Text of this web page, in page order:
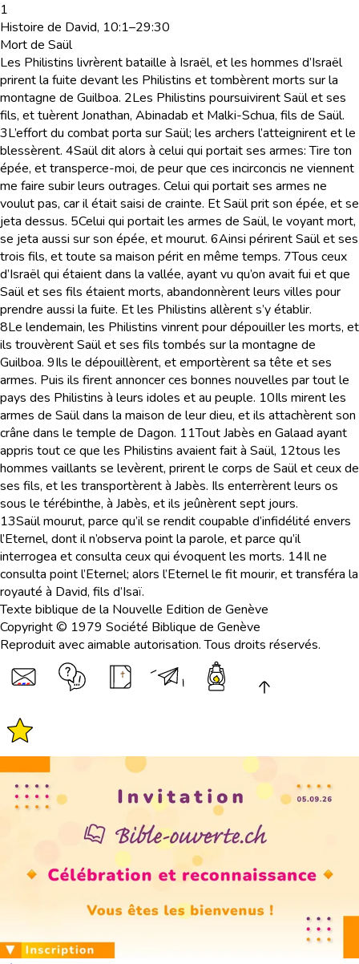
1
Histoire de David, 10:1–29:30
Mort de Saül
Les Philistins livrèrent bataille à Israël, et les hommes d’Israël
prirent la fuite devant les Philistins et tombèrent morts sur la
montagne de Guilboa. 2Les Philistins poursuivirent Saül et ses
fils, et tuèrent Jonathan, Abinadab et Malki-Schua, fils de Saül.
3L’effort du combat porta sur Saül; les archers l’atteignirent et le
blessèrent. 4Saül dit alors à celui qui portait ses armes: Tire ton
épée, et transperce-moi, de peur que ces incirconcis ne viennent
me faire subir leurs outrages. Celui qui portait ses armes ne
voulut pas, car il était saisi de crainte. Et Saül prit son épée, et se
jeta dessus. 5Celui qui portait les armes de Saül, le voyant mort,
se jeta aussi sur son épée, et mourut. 6Ainsi périrent Saül et ses
trois fils, et toute sa maison périt en même temps. 7Tous ceux
d’Israël qui étaient dans la vallée, ayant vu qu’on avait fui et que
Saül et ses fils étaient morts, abandonnèrent leurs villes pour
prendre aussi la fuite. Et les Philistins allèrent s’y établir.
8Le lendemain, les Philistins vinrent pour dépouiller les morts, et
ils trouvèrent Saül et ses fils tombés sur la montagne de
Guilboa. 9Ils le dépouillèrent, et emportèrent sa tête et ses
armes. Puis ils firent annoncer ces bonnes nouvelles par tout le
pays des Philistins à leurs idoles et au peuple. 10Ils mirent les
armes de Saül dans la maison de leur dieu, et ils attachèrent son
crâne dans le temple de Dagon. 11Tout Jabès en Galaad ayant
appris tout ce que les Philistins avaient fait à Saül, 12tous les
hommes vaillants se levèrent, prirent le corps de Saül et ceux de
ses fils, et les transportèrent à Jabès. Ils enterrèrent leurs os
sous le térébinthe, à Jabès, et ils jeûnèrent sept jours.
13Saül mourut, parce qu’il se rendit coupable d’infidélité envers
l’Eternel, dont il n’observa point la parole, et parce qu’il
interrogea et consulta ceux qui évoquent les morts. 14Il ne
consulta point l’Eternel; alors l’Eternel le fit mourir, et transféra la
royauté à David, fils d’Isaï.
Texte biblique de la Nouvelle Edition de Genève
Copyright © 1979 Société Biblique de Genève
Reproduit avec aimable autorisation. Tous droits réservés.